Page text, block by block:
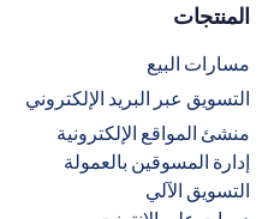
المنتجات
مسارات البيع
التسويق عبر البريد الإلكتروني
منشئ المواقع الإلكترونية
إدارة المسوقين بالعمولة
التسويق الآلي